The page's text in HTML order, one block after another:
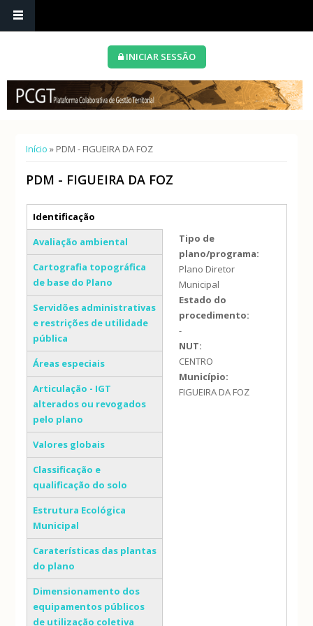
INICIAR SESSÃO
Está aqui
Início » PDM - FIGUEIRA DA FOZ
PDM - FIGUEIRA DA FOZ
Separadores verticais
Identificação
(separador ativo)
Avaliação ambiental
Cartografia topográfica
de base do Plano
Servidões administrativas
e restrições de utilidade
pública
Áreas especiais
Articulação - IGT
alterados ou revogados
pelo plano
Valores globais
Classificação e
qualificação do solo
Estrutura Ecológica
Municipal
Caraterísticas das plantas
do plano
Dimensionamento dos
equipamentos públicos
de utilização coletiva
Tipo de
plano/programa:
Plano Diretor
Municipal
Estado do
procedimento:
-
NUT:
CENTRO
Município:
FIGUEIRA DA FOZ